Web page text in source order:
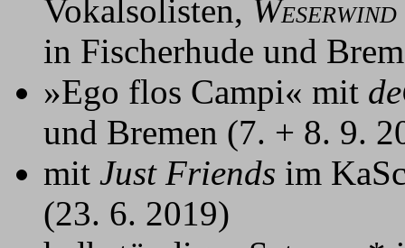
Vokalsolisten, WESERWIND
in Fischerhude und
»Ego flos Campi« mit
und Bremen (7. + 8. 9.
mit Just Friends im
(23. 6. 2019)